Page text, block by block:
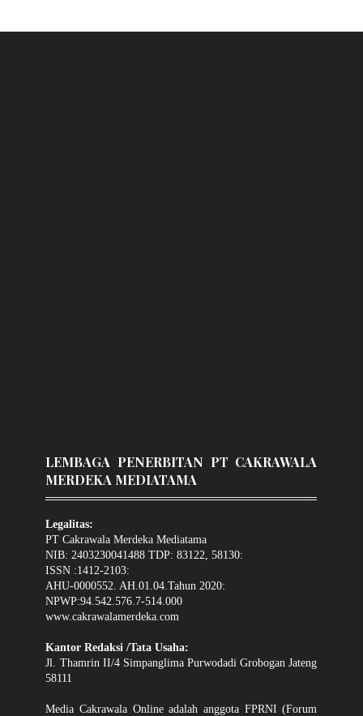
LEMBAGA PENERBITAN PT CAKRAWALA
MERDEKA MEDIATAMA
Legalitas:
PT Cakrawala Merdeka Mediatama
NIB: 2403230041488 TDP: 83122, 58130:
ISSN :1412-2103:
AHU-0000552. AH.01.04.Tahun 2020:
NPWP:94.542.576.7-514.000
www.cakrawalamerdeka.com
Kantor Redaksi /Tata Usaha:
Jl. Thamrin II/4 Simpanglima Purwodadi Grobogan Jateng
58111
Media Cakrawala Online adalah anggota FPRNI (Forum